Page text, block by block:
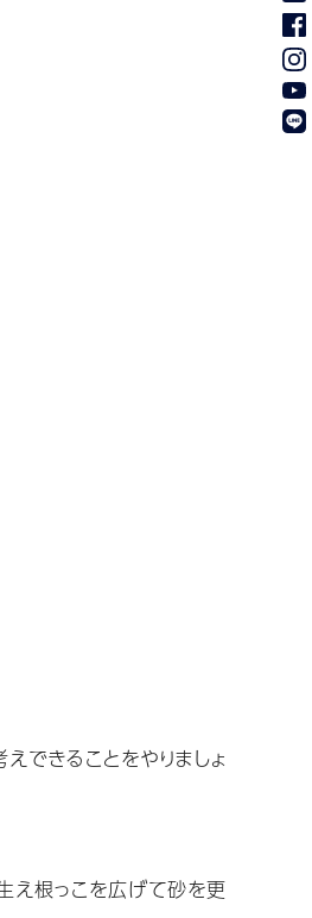
できることをやりましょ
え根っこを広げて砂を更